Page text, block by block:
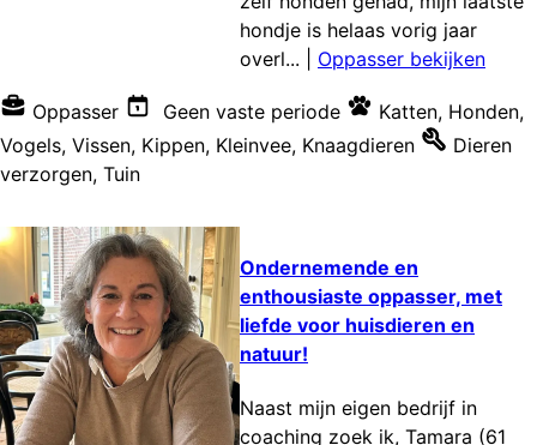
hondje is helaas vorig jaar
overl...
Oppasser bekijken
Oppasser Geen vaste periode Katten, Honden,
Vogels, Vissen, Kippen, Kleinvee, Knaagdieren
Dieren
verzorgen, Tuin
Ondernemende en
enthousiaste oppasser, met
liefde voor huisdieren en
natuur!
Naast mijn eigen bedrijf in
coaching zoek ik, Tamara (61